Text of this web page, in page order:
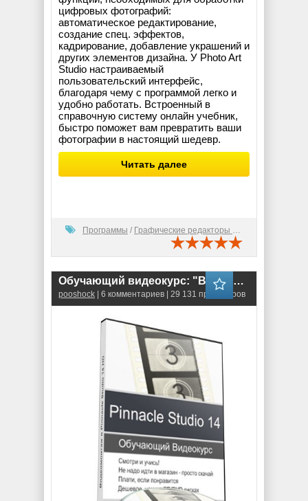
цифровых фотографий:
автоматическое редактирование,
создание спец. эффектов,
кадрирование, добавление украшений и
других элементов дизайна. У Photo Art
Studio настраиваемый
пользовательский интерфейс,
благодаря чему с программой легко и
удобно работать. Встроенный в
справочную систему онлайн учебник,
быстро поможет вам превратить ваши
фотографии в настоящий шедевр.
Читать далее
Программы / Графические редакторы (2D)
Обучающий видеокурс: "Видеомонтаж в Pinnacle Studio 14"
pooshock | 6 комментариев | 29 131 просмотров